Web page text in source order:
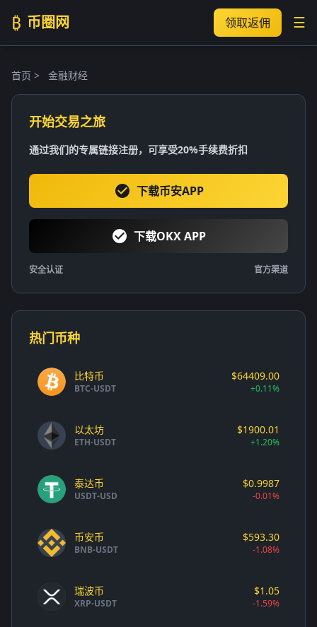
₿ 币圈网 领取返佣 ☰
首页 > 金融财经
开始交易之旅
通过我们的专属链接注册，可享受20%手续费折扣
下载币安APP
下载OKX APP
安全认证 官方渠道
热门币种
比特币
BTC-USDT
$64409.00
+0.11%
以太坊
ETH-USDT
$1900.01
+1.20%
泰达币
USDT-USD
$0.9987
-0.01%
币安币
BNB-USDT
$593.30
-1.08%
瑞波币
XRP-USDT
$1.05
-1.59%